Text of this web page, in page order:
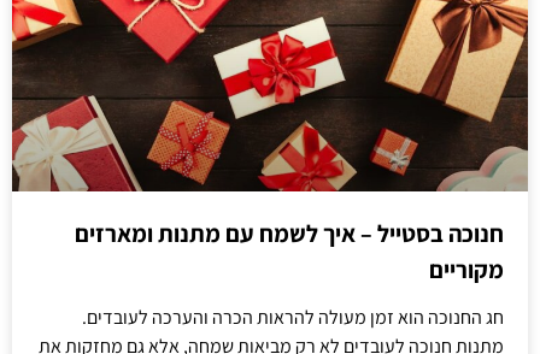
חנוכה בסטייל – איך לשמח עם מתנות ומארזים
מקוריים
חג החנוכה הוא זמן מעולה להראות הכרה והערכה לעובדים.
מתנות חנוכה לעובדים לא רק מביאות שמחה, אלא גם מחזקות את